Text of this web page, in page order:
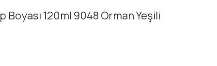
Boyası 120ml 9048 Orman Yeşili